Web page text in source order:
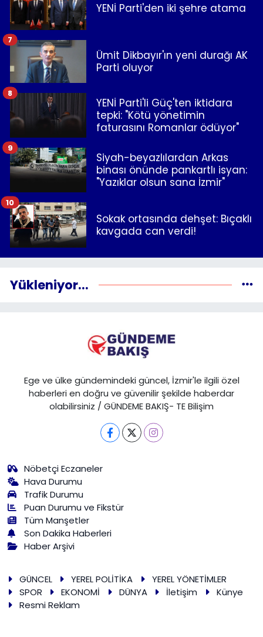
YENİ Parti'den iki şehre atama
Ümit Dikbayır'ın yeni durağı AK
Parti oluyor
7
YENİ Parti'li Güç'ten iktidara
tepki: "Kötü yönetimin
faturasını Romanlar ödüyor"
8
Siyah-beyazlılardan Arkas
binası önünde pankartlı isyan:
"Yazıklar olsun sana İzmir"
9
Sokak ortasında dehşet: Bıçaklı
kavgada can verdi!
10
Yükleniyor...
Ege ve ülke gündemindeki güncel, İzmir'le ilgili özel
haberleri en doğru ve güvenilir şekilde haberdar
olabilirsiniz / GÜNDEME BAKIŞ- TE Bilişim
Nöbetçi Eczaneler
Hava Durumu
Trafik Durumu
Puan Durumu ve Fikstür
Tüm Manşetler
Son Dakika Haberleri
Haber Arşivi
GÜNCEL YEREL POLİTİKA
YEREL YÖNETİMLER
SPOR
EKONOMİ DÜNYA İletişim
Künye
Resmi Reklam